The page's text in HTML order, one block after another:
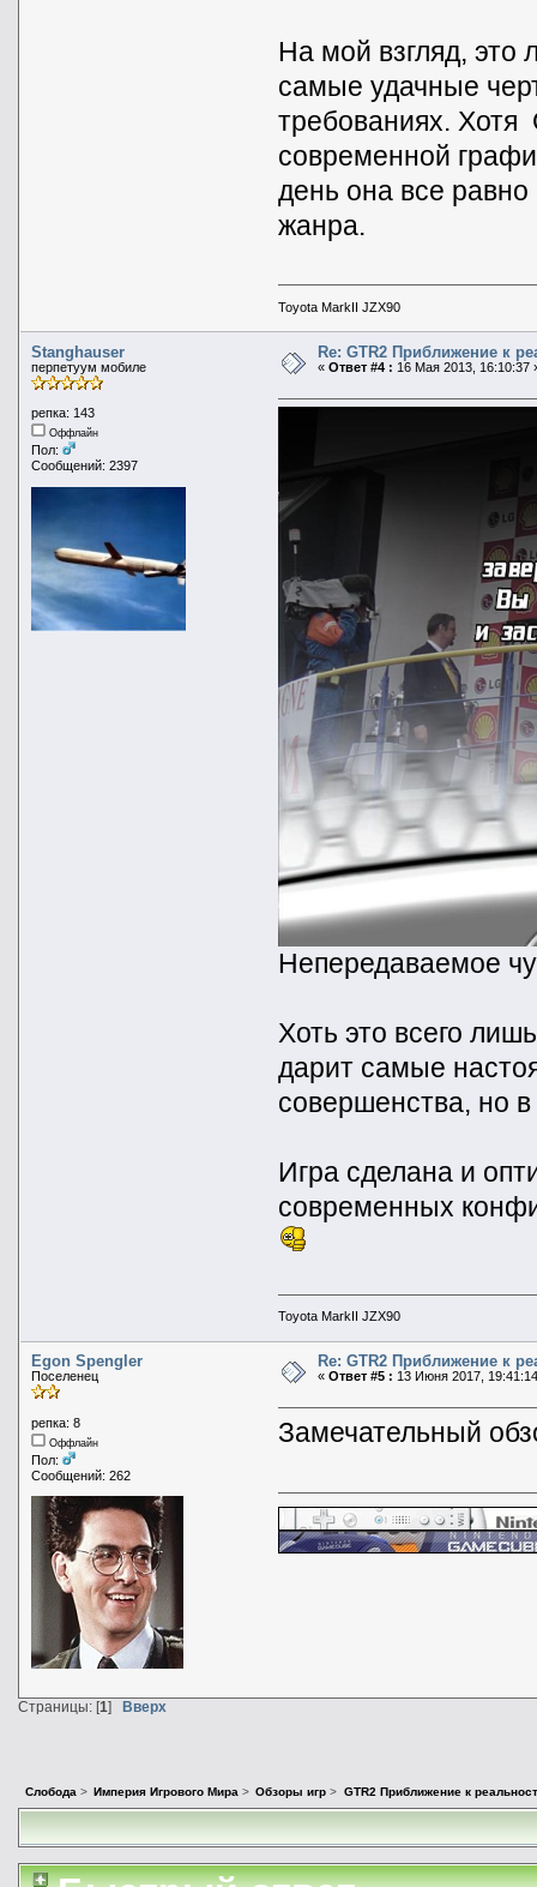
На мой взгляд, это
самые удачные
требованиях. Хотя
современной
день она все
жанра.
Toyota MarkII JZX90
Stanghauser
перпетуум мобиле
репка: 143
Оффлайн
Пол:
Сообщений: 2397
Re: GTR2 Приближение к
« Ответ #4 : 16 Мая 2013, 16:10:37
Непередаваемое
Хоть это всего
дарит самые
совершенства, но
Игра сделана и
современных
Toyota MarkII JZX90
Egon Spengler
Поселенец
репка: 8
Оффлайн
Пол:
Сообщений: 262
Re: GTR2 Приближение к
« Ответ #5 : 13 Июня 2017,
Замечательный
Страницы: [1] Вверх
Слобода > Империя Игрового Мира > Обзоры игр > GTR2 Приближение к